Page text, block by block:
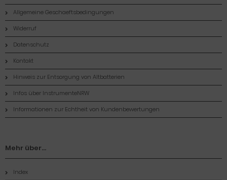
Allgemeine Geschaeftsbedingungen
Widerruf
Datenschutz
Kontakt
Hinweis zur Entsorgung von Altbatterien
Infos über InstrumenteNRW
Informationen zur Echtheit von Kundenbewertungen
Mehr über...
Index